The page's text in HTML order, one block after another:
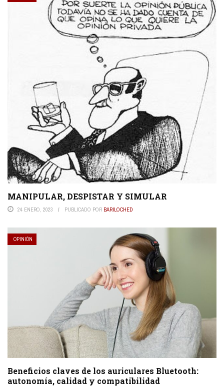
MANIPULAR, DESPISTAR Y SIMULAR
24 ENERO, 2023 PUBLICADO POR BARILOCHED
OPINIÓN
Beneficios claves de los auriculares Bluetooth:
autonomía, calidad y compatibilidad